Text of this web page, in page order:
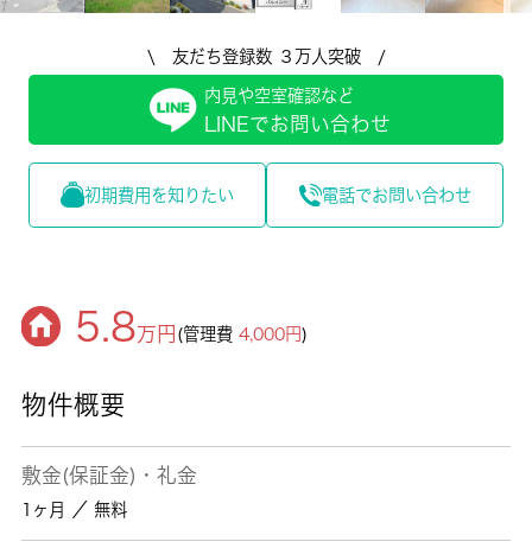
\ 友だち登録数 ３万人突破 /
内見や空室確認など
LINEでお問い合わせ
初期費用を知りたい 電話でお問い合わせ
5.8万円 (管理費4,000円)
物件概要
敷金(保証金)・礼金
1ヶ月 ／ 無料